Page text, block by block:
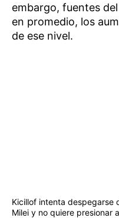
embargo, fuentes
en promedio, los
de ese nivel.
Kicillof intenta despegarse
Milei y no quiere presionar